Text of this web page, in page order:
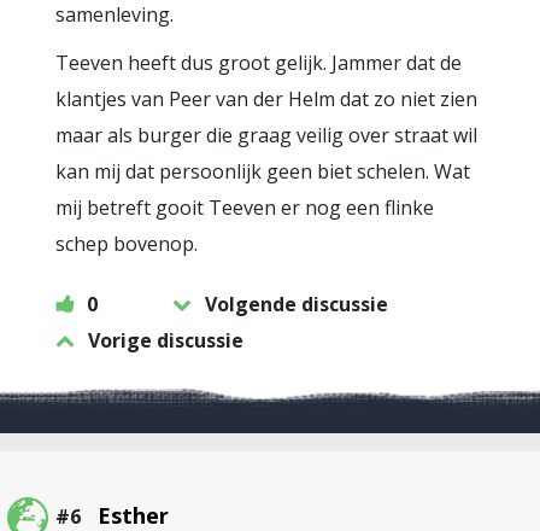
samenleving.
Teeven heeft dus groot gelijk. Jammer dat de
klantjes van Peer van der Helm dat zo niet zien
maar als burger die graag veilig over straat wil
kan mij dat persoonlijk geen biet schelen. Wat
mij betreft gooit Teeven er nog een flinke
schep bovenop.
0
Volgende discussie
Vorige discussie
#6 Esther